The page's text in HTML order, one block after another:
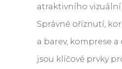
atraktivního
Správné oříznutí,
a barev, komprese
jsou klíčové prvky